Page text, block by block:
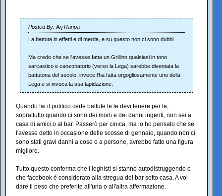
Posted By: Arj Ranpa
La battuta in effetti è di merda, e su questo non ci sono dubbi.
Ma credo che se l'avesse fatta un Grillino qualsiasi in tono
sarcastico e canzonatorio (verso la Lega) sarebbe diventata la
battutona del secolo, invece l'ha fatta orgogliosamente uno della
Lega e si invoca la sua lapidazione.
Quando fai il politico certe battute te le devi tenere per te,
soprattutto quando ci sono dei morti e dei danni ingenti, non sei a
casa di amici o al bar. Passerò per cinica, ma io ho pensato che se
l'avesse detto in occasione delle scosse di gennaio, quando non ci
sono stati gravi danni a cose o a persone, avrebbe fatto una figura
migliore.
Tutto questo conferma che i leghisti si stanno autodistruggendo e
che facebook è considerato alla stregua del bar sotto casa. A voi
dare il peso che preferite all'una o all'altra affermazione.